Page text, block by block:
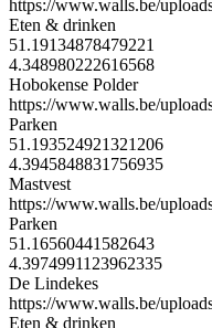
https://www.walls.be/
Eten & drinken
51.19134878479221
4.348980222616568
Hobokense Polder
https://www.walls.be/
Parken
51.193524921321206
4.3945848831756935
Mastvest
https://www.walls.be/
Parken
51.16560441582643
4.3974991123962335
De Lindekes
https://www.walls.be/
Eten & drinken